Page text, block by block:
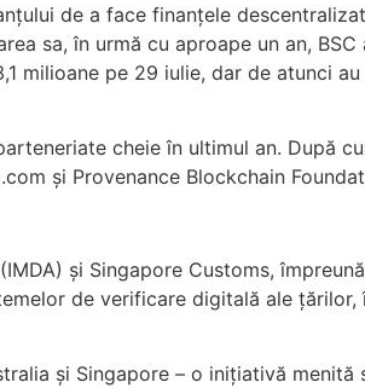
de a face finanțele
sa, în urmă cu aproape un an,
milioane pe 29 iulie, dar de atunci
cheie în ultimul an. După
și Provenance Blockchain
și Singapore Customs,
de verificare digitală ale țărilor,
și Singapore – o inițiativă menită